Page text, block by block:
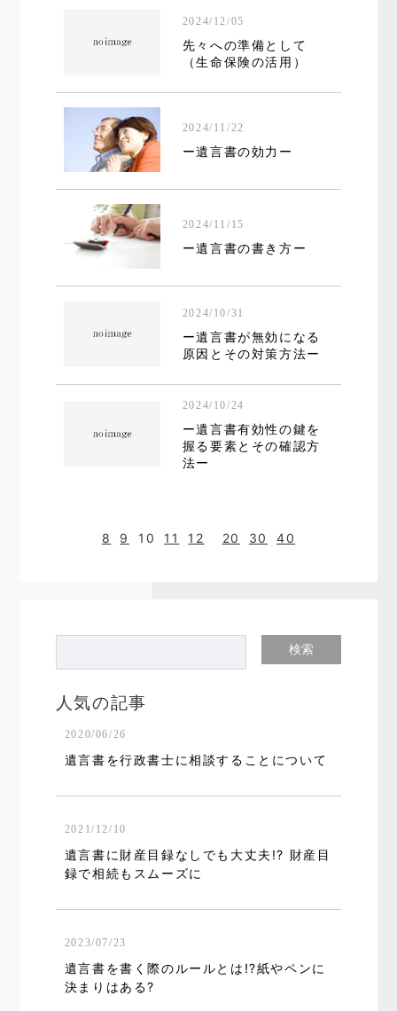
2024/12/05
先々への準備として
（生命保険の活用）
2024/11/22
ー遺言書の効力ー
2024/11/15
ー遺言書の書き方ー
2024/10/31
ー遺言書が無効になる
原因とその対策方法ー
2024/10/24
ー遺言書有効性の鍵を
握る要素とその確認方
法ー
8 9 10 11 12 20 30 40
人気の記事
2020/06/26
遺言書を行政書士に相談することについて
2021/12/10
遺言書に財産目録なしでも大丈夫!? 財産目
録で相続もスムーズに
2023/07/23
遺言書を書く際のルールとは!?紙やペンに
決まりはある?